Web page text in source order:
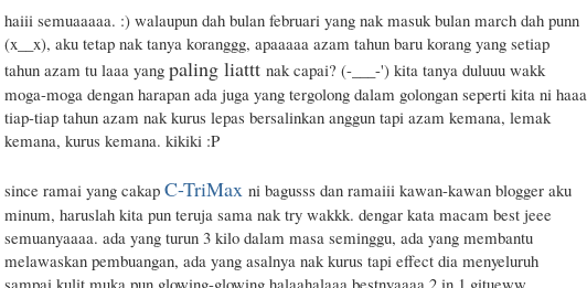
haiii semuaaaaa. :) walaupun dah bulan februari yang nak masuk bulan march dah punn
(x__x), aku tetap nak tanya koranggg, apaaaaa azam tahun baru korang yang setiap
tahun azam tu laaa yang paling liattt nak capai? (-___-') kita tanya duluuu wakk
moga-moga dengan harapan ada juga yang tergolong dalam golongan seperti kita ni haaa
tiap-tiap tahun azam nak kurus lepas bersalinkan anggun tapi azam kemana, lemak
kemana, kurus kemana. kikiki :P
since ramai yang cakap C-TriMax ni bagusss dan ramaiii kawan-kawan blogger aku
minum, haruslah kita pun teruja sama nak try wakkk. dengar kata macam best jeee
semuanyaaaa. ada yang turun 3 kilo dalam masa seminggu, ada yang membantu
melawaskan pembuangan, ada yang asalnya nak kurus tapi effect dia menyeluruh
sampai kulit muka pun glowing-glowing halaahalaaa bestnyaaaa 2 in 1 gitueww.